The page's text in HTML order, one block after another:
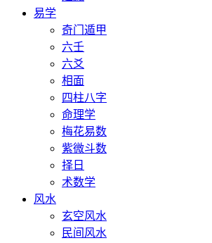
易学
奇门遁甲
六壬
六爻
相面
四柱八字
命理学
梅花易数
紫微斗数
择日
术数学
风水
玄空风水
民间风水